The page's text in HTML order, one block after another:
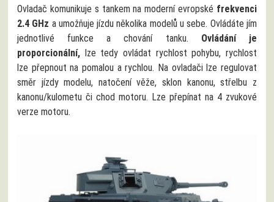
Ovladač komunikuje s tankem na moderní evropské frekvenci
2.4 GHz a umožňuje jízdu několika modelů u sebe. Ovládáte jím
jednotlivé funkce a chování tanku. Ovládání je
proporcionální, lze tedy ovládat rychlost pohybu, rychlost
lze přepnout na pomalou a rychlou. Na ovladači lze regulovat
směr jízdy modelu, natočení věže, sklon kanonu, střelbu z
kanonu/kulometu či chod motoru. Lze přepínat na 4 zvukové
verze motoru.